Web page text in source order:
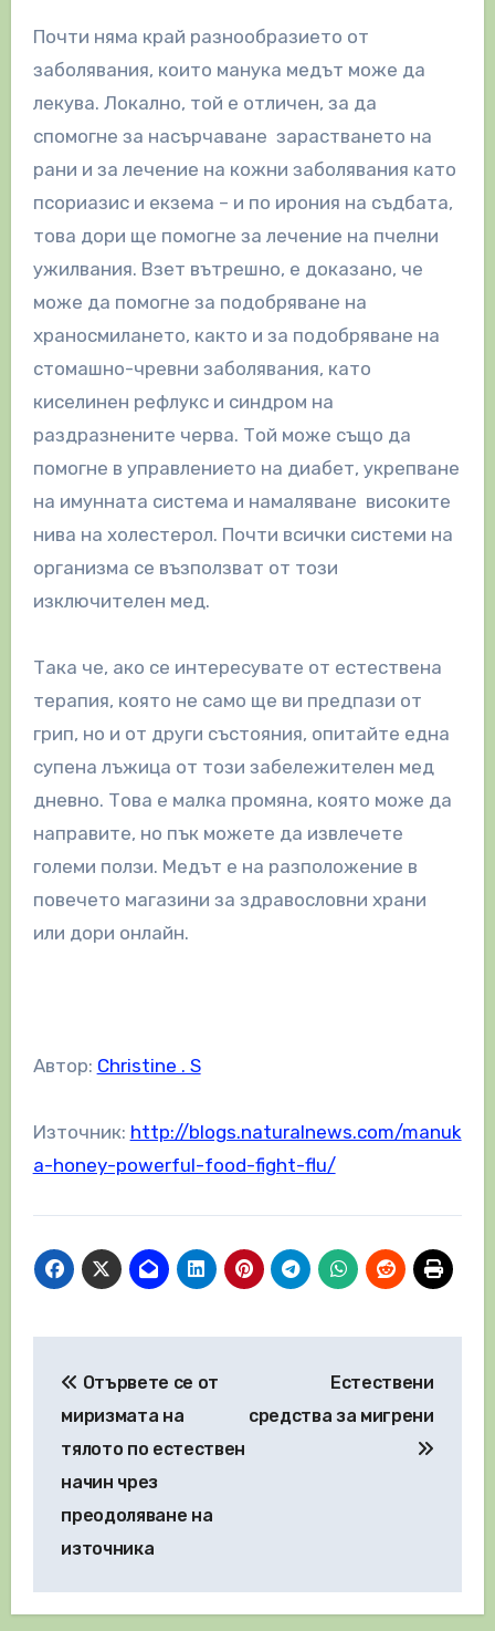
Почти няма край разнообразието от
заболявания, които манука медът може да
лекува. Локално, той е отличен, за да
спомогне за насърчаване зарастването на
рани и за лечение на кожни заболявания като
псориазис и екзема – и по ирония на съдбата,
това дори ще помогне за лечение на пчелни
ужилвания. Взет вътрешно, е доказано, че
може да помогне за подобряване на
храносмилането, както и за подобряване на
стомашно-чревни заболявания, като
киселинен рефлукс и синдром на
раздразнените черва. Той може също да
помогне в управлението на диабет, укрепване
на имунната система и намаляване високите
нива на холестерол. Почти всички системи на
организма се възползват от този
изключителен мед.
Така че, ако се интересувате от естествена
терапия, която не само ще ви предпази от
грип, но и от други състояния, опитайте една
супена лъжица от този забележителен мед
дневно. Това е малка промяна, която може да
направите, но пък можете да извлечете
големи ползи. Медът е на разположение в
повечето магазини за здравословни храни
или дори онлайн.
Автор: Christine . S
Източник: http://blogs.naturalnews.com/manuk
a-honey-powerful-food-fight-flu/
Отървете се от
миризмата на
тялото по естествен
начин чрез
преодоляване на
източника
Естествени
средства за мигрени